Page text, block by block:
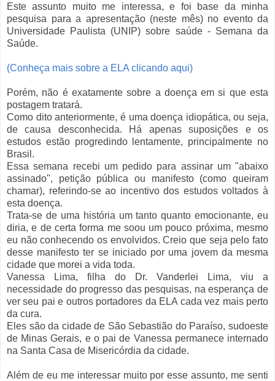
Este assunto muito me interessa, e foi base da minha
pesquisa para a apresentação (neste mês) no evento da
Universidade Paulista (UNIP) sobre saúde - Semana da
Saúde.
(Conheça mais sobre a ELA clicando aqui)
Porém, não é exatamente sobre a doença em si que esta
postagem tratará.
Como dito anteriormente, é uma doença idiopática, ou seja,
de causa desconhecida. Há apenas suposições e os
estudos estão progredindo lentamente, principalmente no
Brasil.
Essa semana recebi um pedido para assinar um "abaixo
assinado", petição pública ou manifesto (como queiram
chamar), referindo-se ao incentivo dos estudos voltados à
esta doença.
Trata-se de uma história um tanto quanto emocionante, eu
diria, e de certa forma me soou um pouco próxima, mesmo
eu não conhecendo os envolvidos. Creio que seja pelo fato
desse manifesto ter se iniciado por uma jovem da mesma
cidade que morei a vida toda.
Vanessa Lima, filha do Dr. Vanderlei Lima, viu a
necessidade do progresso das pesquisas, na esperança de
ver seu pai e outros portadores da ELA cada vez mais perto
da cura.
Eles são da cidade de São Sebastião do Paraíso, sudoeste
de Minas Gerais, e o pai de Vanessa permanece internado
na Santa Casa de Misericórdia da cidade.
Além de eu me interessar muito por esse assunto, me senti